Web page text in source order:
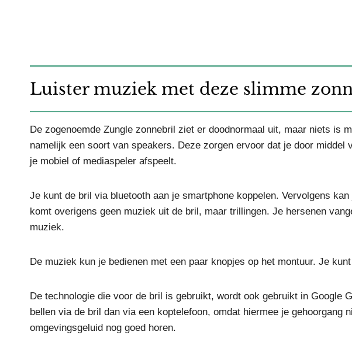
Luister muziek met deze slimme
De zogenoemde Zungle zonnebril ziet er doodnormaal uit, maar niets is
namelijk een soort van speakers. Deze zorgen ervoor dat je door
je mobiel of mediaspeler afspeelt.
Je kunt de bril via bluetooth aan je smartphone koppelen. Vervolgens
komt overigens geen muziek uit de bril, maar trillingen. Je hersenen
muziek.
De muziek kun je bedienen met een paar knopjes op het montuur. Je
De technologie die voor de bril is gebruikt, wordt ook gebruikt in Google
bellen via de bril dan via een koptelefoon, omdat hiermee je gehoorgang
omgevingsgeluid nog goed horen.